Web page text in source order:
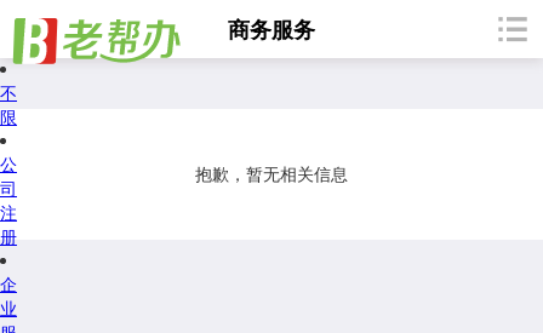
商务服务
不
限
公
司
注
册
企
业
抱歉，暂无相关信息